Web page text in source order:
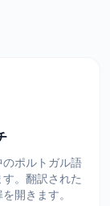
ポルトガル語
。翻訳された
開きます。